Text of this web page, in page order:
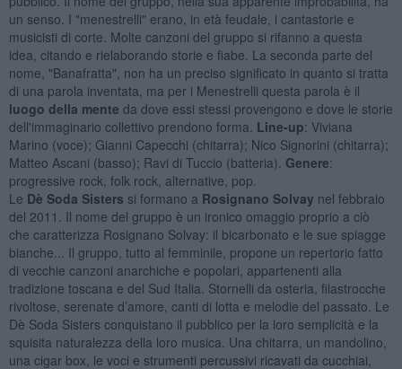
un senso. I "menestrelli" erano, in età feudale, i cantastorie e
musicisti di corte. Molte canzoni del gruppo si rifanno a questa
idea, citando e rielaborando storie e fiabe. La seconda parte del
nome, "Banafratta", non ha un preciso significato in quanto si tratta
di una parola inventata, ma per i Menestrelli questa parola è il
luogo della mente da dove essi stessi provengono e dove le storie
dell'immaginario collettivo prendono forma. Line-up: Viviana
Marino (voce); Gianni Capecchi (chitarra); Nico Signorini (chitarra);
Matteo Ascani (basso); Ravi di Tuccio (batteria). Genere:
progressive rock, folk rock, alternative, pop.
Le Dè Soda Sisters si formano a Rosignano Solvay nel febbraio
del 2011. Il nome del gruppo è un ironico omaggio proprio a ciò
che caratterizza Rosignano Solvay: il bicarbonato e le sue spiagge
bianche... Il gruppo, tutto al femminile, propone un repertorio fatto
di vecchie canzoni anarchiche e popolari, appartenenti alla
tradizione toscana e del Sud Italia. Stornelli da osteria, filastrocche
rivoltose, serenate d’amore, canti di lotta e melodie del passato. Le
Dè Soda Sisters conquistano il pubblico per la loro semplicità e la
squisita naturalezza della loro musica. Una chitarra, un mandolino,
una cigar box, le voci e strumenti percussivi ricavati da cucchiai,